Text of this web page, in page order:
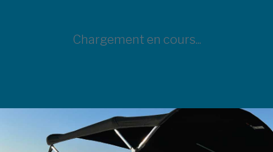
Chargement en cours...